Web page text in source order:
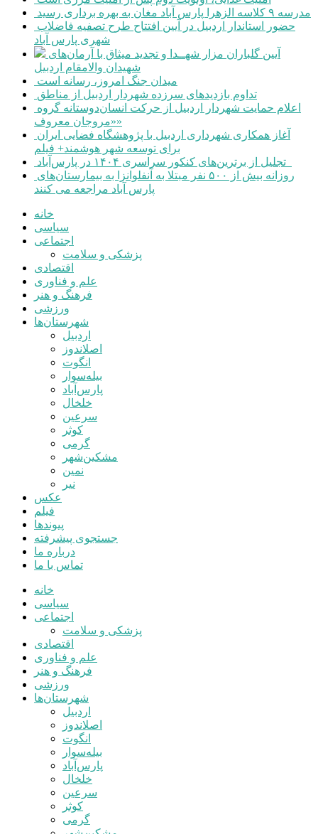
مدرسه ۹ کلاسه الزهرا پارس آباد مغان به بهره برداری رسید
شهری پارس آباد
شهیدان والامقام اردبیل
میدان جنگ امروز، رسانه است
تداوم بازدیدهای سرزده شهردار اردبیل از مناطق
«مروجان معروف»
برای توسعه شهر هوشمند+ فیلم
پارس آباد مراجعه می کنند
خانه
سیاسی
اجتماعی
پزشکی و سلامت
اقتصادی
علم و فناوری
فرهنگ و هنر
ورزشی
شهرستان‌ها
اردبیل
اصلاندوز
انگوت
بیله‌سوار
پارس‌آباد
خلخال
سرعین
کوثر
گرمی
مشکین‌شهر
نمین
نیر
عکس
فیلم
پیوندها
جستجوی پیشرفته
درباره ما
تماس با ما
خانه
سیاسی
اجتماعی
پزشکی و سلامت
اقتصادی
علم و فناوری
فرهنگ و هنر
ورزشی
شهرستان‌ها
اردبیل
اصلاندوز
انگوت
بیله‌سوار
پارس‌آباد
خلخال
سرعین
کوثر
گرمی